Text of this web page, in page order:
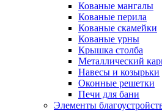
Кованые мангалы
Кованые перила
Кованые скамейки
Кованые урны
Крышка столба
Металлический
Навесы и козырьки
Оконные решетки
Печи для бани
Элементы